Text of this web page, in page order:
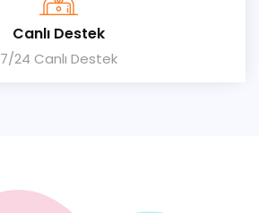
Canlı Destek
7/24 Canlı Destek